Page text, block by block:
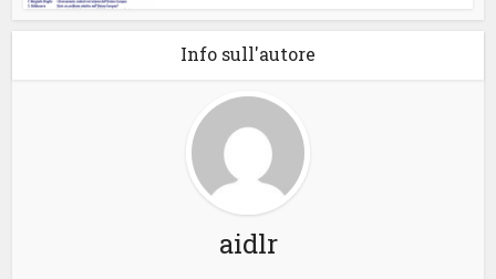
Info sull'autore
aidlr